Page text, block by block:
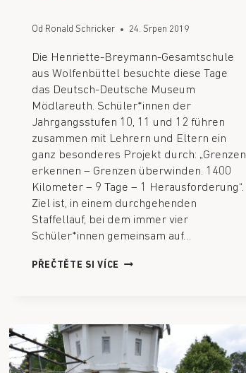
Od Ronald Schricker 24. Srpen 2019
Die Henriette-Breymann-Gesamtschule
aus Wolfenbüttel besuchte diese Tage
das Deutsch-Deutsche Museum
Mödlareuth. Schüler*innen der
Jahrgangsstufen 10, 11 und 12 führen
zusammen mit Lehrern und Eltern ein
ganz besonderes Projekt durch: „Grenzen
erkennen – Grenzen überwinden. 1400
Kilometer – 9 Tage – 1 Herausforderung“.
Ziel ist, in einem durchgehenden
Staffellauf, bei dem immer vier
Schüler*innen gemeinsam auf…
PŘEČTĚTE SI VÍCE